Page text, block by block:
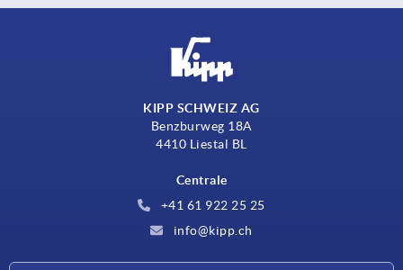
KIPP SCHWEIZ AG
Benzburweg 18A
4410 Liestal BL
Centrale
+41 61 922 25 25
info@kipp.ch